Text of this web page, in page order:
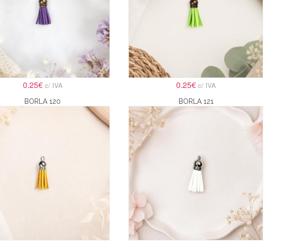
0.25€ c/ IVA 0.25€ c/ IVA
BORLA 120 BORLA 121